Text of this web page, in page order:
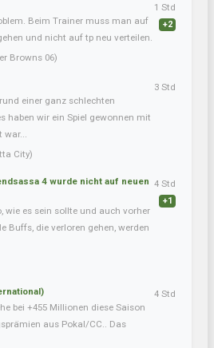
Beim Trainer muss man auf
und nicht auf tp neu verteilen.
Browns 06)
1 Std
+2
einer ganz schlechten
haben wir ein Spiel gewonnen mit
war...
City)
3 Std
4 wurde nicht auf neuen
wie es sein sollte und auch vorher
Buffs, die verloren gehen, werden
4 Std
+1
bei +455 Millionen diese Saison
aus Pokal/CC.. Das
4 Std